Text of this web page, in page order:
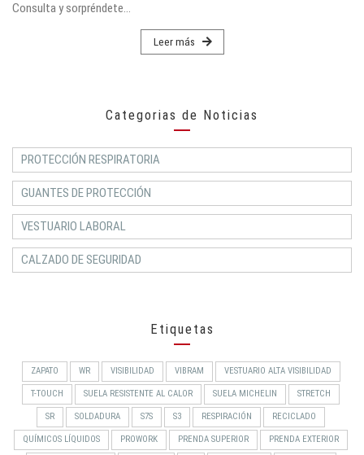
Consulta y sorpréndete...
Leer más
Categorias de Noticias
PROTECCIÓN RESPIRATORIA
GUANTES DE PROTECCIÓN
VESTUARIO LABORAL
CALZADO DE SEGURIDAD
Etiquetas
ZAPATO WR VISIBILIDAD VIBRAM VESTUARIO ALTA VISIBILIDAD
T-TOUCH SUELA RESISTENTE AL CALOR SUELA MICHELIN STRETCH
SR SOLDADURA S7S S3 RESPIRACIÓN RECICLADO
QUÍMICOS LÍQUIDOS PROWORK PRENDA SUPERIOR PRENDA EXTERIOR